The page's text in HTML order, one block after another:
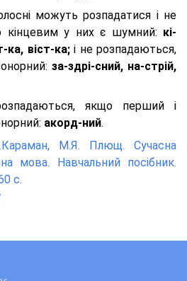
можуть розпадатися і не
кінцевим у них є шумний: кі-
ка, віст-ка;і не розпадаються,
за-здрі-сний, на-стрій,
якщо перший і
акорд-ний.
М.Я. Плющ. Сучасна
мова. Навчальний посібник.
с.